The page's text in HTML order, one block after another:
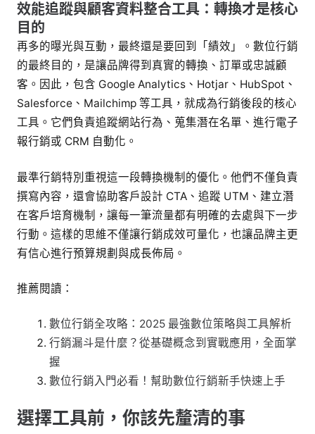
效能追蹤與顧客資料整合工具：轉換才是核心
目的
再多的曝光與互動，最終還是要回到「績效」。數位行銷
的最終目的，是讓品牌得到真實的轉換、訂單或忠誠顧
客。因此，包含 Google Analytics、Hotjar、HubSpot、
Salesforce、Mailchimp 等工具，就成為行銷後段的核心
工具。它們負責追蹤網站行為、蒐集潛在名單、進行電子
報行銷或 CRM 自動化。
最準行銷特別重視這一段轉換機制的優化。他們不僅負責
撰寫內容，還會協助客戶設計 CTA、追蹤 UTM、建立潛
在客戶培育機制，讓每一筆流量都有明確的去處與下一步
行動。這樣的思維不僅讓行銷成效可量化，也讓品牌主更
有信心進行預算規劃與成長佈局。
推薦閱讀：
數位行銷全攻略：2025 最強數位策略與工具解析
行銷漏斗是什麼？從基礎概念到實戰應用，全面掌
握
數位行銷入門必看！幫助數位行銷新手快速上手
選擇工具前，你該先釐清的事